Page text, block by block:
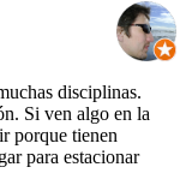
disciplinas.
Si ven algo en la
porque tienen
para estacionar